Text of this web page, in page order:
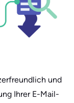
und
Ihrer E-Mail-